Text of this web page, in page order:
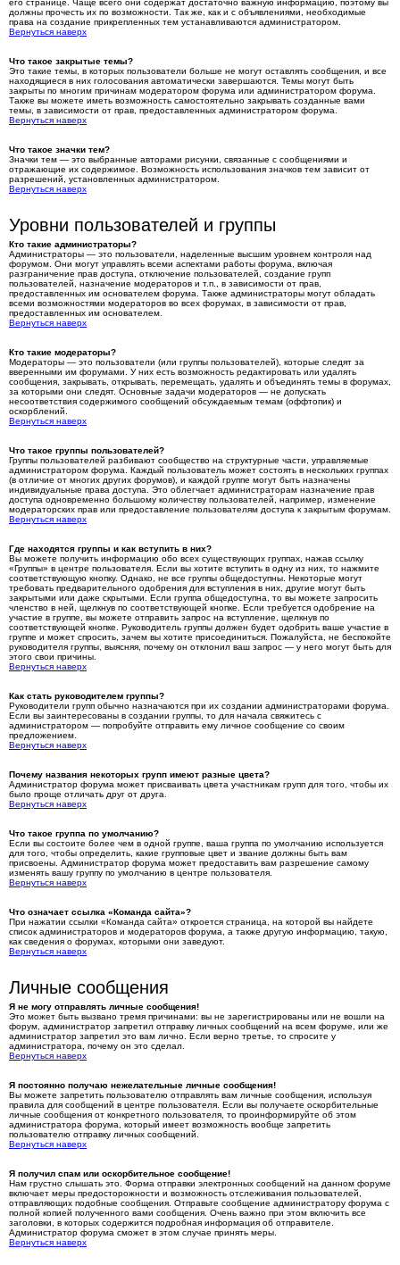
его странице. Чаще всего они содержат достаточно важную информацию, поэтому вы
должны прочесть их по возможности. Так же, как и с объявлениями, необходимые
права на создание прикрепленных тем устанавливаются администратором.
Вернуться наверх
Что такое закрытые темы?
Это такие темы, в которых пользователи больше не могут оставлять сообщения, и все
находящиеся в них голосования автоматически завершаются. Темы могут быть
закрыты по многим причинам модератором форума или администратором форума.
Также вы можете иметь возможность самостоятельно закрывать созданные вами
темы, в зависимости от прав, предоставленных администратором форума.
Вернуться наверх
Что такое значки тем?
Значки тем — это выбранные авторами рисунки, связанные с сообщениями и
отражающие их содержимое. Возможность использования значков тем зависит от
разрешений, установленных администратором.
Вернуться наверх
Уровни пользователей и группы
Кто такие администраторы?
Администраторы — это пользователи, наделенные высшим уровнем контроля над
форумом. Они могут управлять всеми аспектами работы форума, включая
разграничение прав доступа, отключение пользователей, создание групп
пользователей, назначение модераторов и т.п., в зависимости от прав,
предоставленных им основателем форума. Также администраторы могут обладать
всеми возможностями модераторов во всех форумах, в зависимости от прав,
предоставленных им основателем.
Вернуться наверх
Кто такие модераторы?
Модераторы — это пользователи (или группы пользователей), которые следят за
вверенными им форумами. У них есть возможность редактировать или удалять
сообщения, закрывать, открывать, перемещать, удалять и объединять темы в форумах,
за которыми они следят. Основные задачи модераторов — не допускать
несоответствия содержимого сообщений обсуждаемым темам (оффтопик) и
оскорблений.
Вернуться наверх
Что такое группы пользователей?
Группы пользователей разбивают сообщество на структурные части, управляемые
администратором форума. Каждый пользователь может состоять в нескольких группах
(в отличие от многих других форумов), и каждой группе могут быть назначены
индивидуальные права доступа. Это облегчает администраторам назначение прав
доступа одновременно большому количеству пользователей, например, изменение
модераторских прав или предоставление пользователям доступа к закрытым форумам.
Вернуться наверх
Где находятся группы и как вступить в них?
Вы можете получить информацию обо всех существующих группах, нажав ссылку
«Группы» в центре пользователя. Если вы хотите вступить в одну из них, то нажмите
соответствующую кнопку. Однако, не все группы общедоступны. Некоторые могут
требовать предварительного одобрения для вступления в них, другие могут быть
закрытыми или даже скрытыми. Если группа общедоступна, то вы можете запросить
членство в ней, щелкнув по соответствующей кнопке. Если требуется одобрение на
участие в группе, вы можете отправить запрос на вступление, щелкнув по
соответствующей кнопке. Руководитель группы должен будет одобрить ваше участие в
группе и может спросить, зачем вы хотите присоединиться. Пожалуйста, не беспокойте
руководителя группы, выясняя, почему он отклонил ваш запрос — у него могут быть для
этого свои причины.
Вернуться наверх
Как стать руководителем группы?
Руководители групп обычно назначаются при их создании администраторами форума.
Если вы заинтересованы в создании группы, то для начала свяжитесь с
администратором — попробуйте отправить ему личное сообщение со своим
предложением.
Вернуться наверх
Почему названия некоторых групп имеют разные цвета?
Администратор форума может присваивать цвета участникам групп для того, чтобы их
было проще отличать друг от друга.
Вернуться наверх
Что такое группа по умолчанию?
Если вы состоите более чем в одной группе, ваша группа по умолчанию используется
для того, чтобы определить, какие групповые цвет и звание должны быть вам
присвоены. Администратор форума может предоставить вам разрешение самому
изменять вашу группу по умолчанию в центре пользователя.
Вернуться наверх
Что означает ссылка «Команда сайта»?
При нажатии ссылки «Команда сайта» откроется страница, на которой вы найдете
список администраторов и модераторов форума, а также другую информацию, такую,
как сведения о форумах, которыми они заведуют.
Вернуться наверх
Личные сообщения
Я не могу отправлять личные сообщения!
Это может быть вызвано тремя причинами: вы не зарегистрированы или не вошли на
форум, администратор запретил отправку личных сообщений на всем форуме, или же
администратор запретил это вам лично. Если верно третье, то спросите у
администратора, почему он это сделал.
Вернуться наверх
Я постоянно получаю нежелательные личные сообщения!
Вы можете запретить пользователю отправлять вам личные сообщения, используя
правила для сообщений в центре пользователя. Если вы получаете оскорбительные
личные сообщения от конкретного пользователя, то проинформируйте об этом
администратора форума, который имеет возможность вообще запретить
пользователю отправку личных сообщений.
Вернуться наверх
Я получил спам или оскорбительное сообщение!
Нам грустно слышать это. Форма отправки электронных сообщений на данном форуме
включает меры предосторожности и возможность отслеживания пользователей,
отправляющих подобные сообщения. Отправьте сообщение администратору форума с
полной копией полученного вами сообщения. Очень важно при этом включить все
заголовки, в которых содержится подробная информация об отправителе.
Администратор форума сможет в этом случае принять меры.
Вернуться наверх